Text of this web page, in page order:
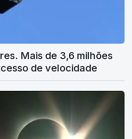
Mais de 3,6 milhões
de velocidade